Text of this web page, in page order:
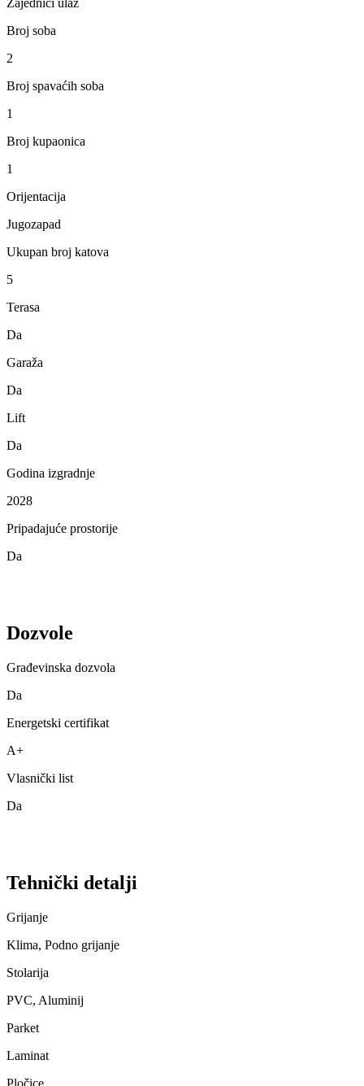
Zajedniči ulaz
Broj soba
2
Broj spavaćih soba
1
Broj kupaonica
1
Orijentacija
Jugozapad
Ukupan broj katova
5
Terasa
Da
Garaža
Da
Lift
Da
Godina izgradnje
2028
Pripadajuće prostorije
Da
Dozvole
Građevinska dozvola
Da
Energetski certifikat
A+
Vlasnički list
Da
Tehnički detalji
Grijanje
Klima, Podno grijanje
Stolarija
PVC, Aluminij
Parket
Laminat
Pločice